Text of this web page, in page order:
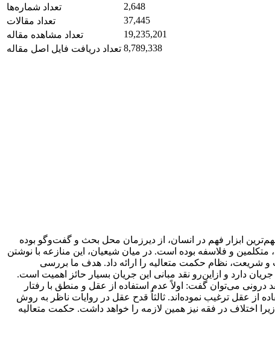
تعداد شماره‌ها
2,648
تعداد مقالات
37,445
تعداد مشاهده مقاله
19,235,201
تعداد دریافت فایل اصل مقاله 8,789,338
ابزار فهم در انسان، از دیرزمان محل بحث و گفت‌وگو بوده
و فلاسفه بوده است. در میان شیعیان، این منازعه با نوشتن
و شریعت، نظام حکمت متعالیه را ارائه داد. هدف ما بررسی
دارد و ازاین‌رو نقد مبانی این جریان بسیار حائز اهمیت است.
می‌توان گفت: اولاً عدم استفاده از عقل و منطق با رفتار
از عقل ترغیب نموده‌اند. ثالثاً قدح عقل در روایات ناظر به روش
اختلاف در فقه نیز همین لازمه را خواهد داشت. حکمت متعالیه